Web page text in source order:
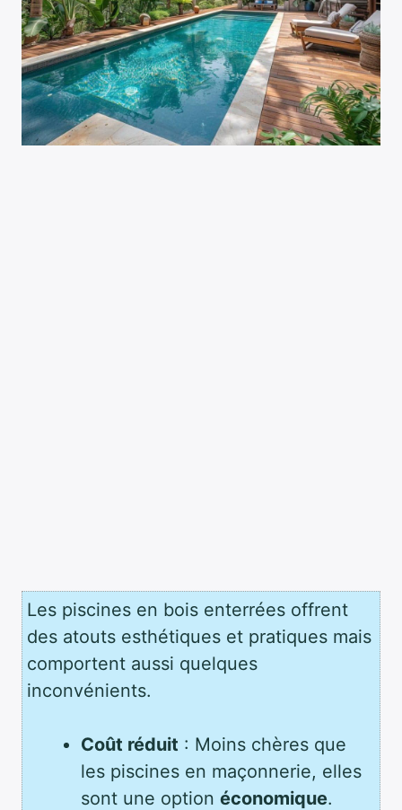
Les piscines en bois enterrées offrent
des atouts esthétiques et pratiques mais
comportent aussi quelques
inconvénients.
Coût réduit : Moins chères que
les piscines en maçonnerie, elles
sont une option économique.